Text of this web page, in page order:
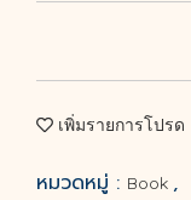
เพิ่มรายการโปรด
หมวดหมู่ : Book ,